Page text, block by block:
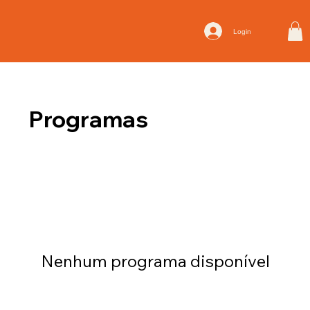
Login
Programas
Nenhum programa disponível